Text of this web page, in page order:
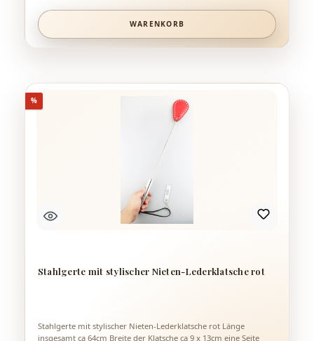
WARENKORB
%Rabatt
Stahlgerte mit stylischer Nieten-Lederklatsche rot
Stahlgerte mit stylischer Nieten-Lederklatsche rot Länge
insgesamt ca 64cm Breite der Klatsche ca 9 x 13cm eine Seite